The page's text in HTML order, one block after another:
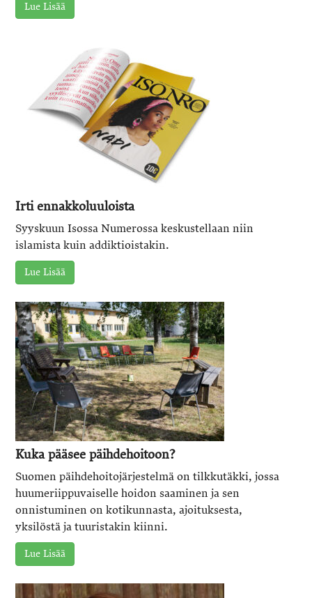
Lue Lisää
Irti ennakkoluuloista
Syyskuun Isossa Numerossa keskustellaan niin
islamista kuin addiktioistakin.
Lue Lisää
Kuka pääsee päihdehoitoon?
Suomen päihdehoitojärjestelmä on tilkkutäkki, jossa
huumeriippuvaiselle hoidon saaminen ja sen
onnistuminen on kotikunnasta, ajoituksesta,
yksilöstä ja tuuristakin kiinni.
Lue Lisää